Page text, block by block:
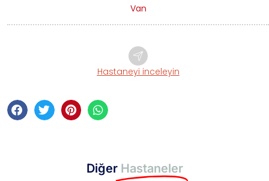
Van
Hastaneyi inceleyin
Diğer Hastaneler